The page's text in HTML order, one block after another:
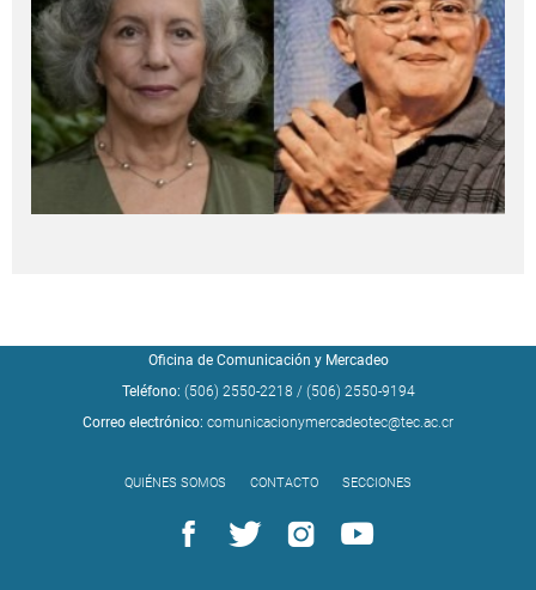
Oficina de Comunicación y Mercadeo
Teléfono: (506) 2550-2218 / (506) 2550-9194
Correo electrónico: comunicacionymercadeotec@tec.ac.cr
QUIÉNES SOMOS CONTACTO SECCIONES